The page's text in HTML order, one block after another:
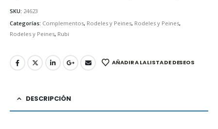
SKU: 24623
Categorías: Complementos, Rodeles y Peines, Rodeles y Peines,
Rodeles y Peines, Rubi
AÑADIR A LA LISTA DE DESEOS
DESCRIPCIÓN